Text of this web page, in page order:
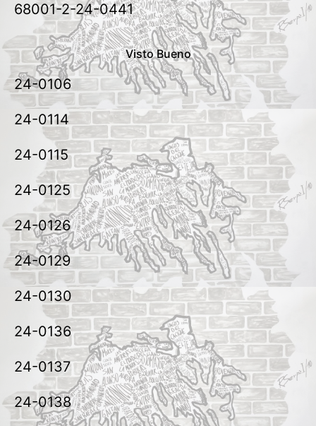
68001-2-24-0441
Visto Bueno
24-0106
24-0114
24-0115
24-0125
24-0126
24-0129
24-0130
24-0136
24-0137
24-0138